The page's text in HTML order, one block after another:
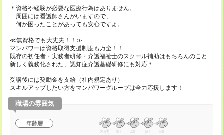
＊資格や経験が必要な医療行為はありません。
周囲には看護師さんがいますので、
何か困ったことがあっても安心ですよ。
≪無資格でも大丈夫！！≫
マンパワーは資格取得支援制度も万全！！
既存の初任者・実務者研修・介護福祉士のスクール補助はもちろんのこと
新しく義務化された、認知症介護基礎研修にも対応＊
受講後には奨励金を支給（社内規定あり）
スキルアップしたい方をマンパワーグループは全力応援します！
職場の雰囲気
年齢層
20代 30 40 50 60